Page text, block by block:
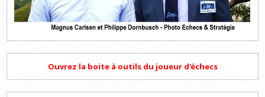
Ouvrez la boite à outils du joueur d'échecs